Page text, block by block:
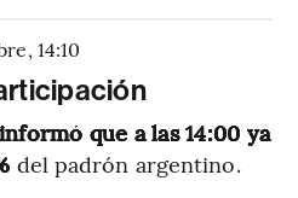
, 14:10
que a las 14:00 ya
del padrón argentino.